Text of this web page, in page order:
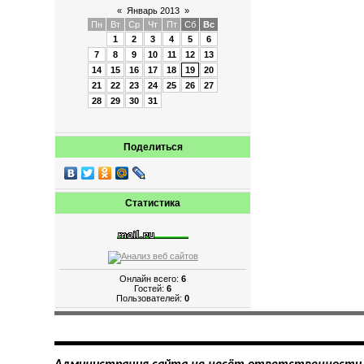
« Январь 2013 »
Пн
Вт Ср Чт Пт Сб
Вс
1
2 3 4 5
6
7
8 9 10 11 12
13
14
15 16 17 18 19
20
21
22 23 24 25 26
27
28
29 30 31
Поделиться
Статистика
Онлайн всего:6
Гостей:6
Пользователей:0